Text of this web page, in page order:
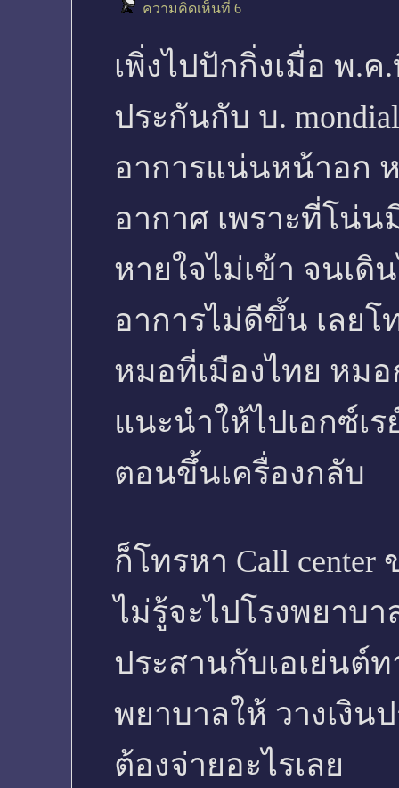
ความคิดเห็นที่ 6
เพิ่งไปปักกิ่งเมื่อ พ.
ประกันกับ บ.
อาการแน่นหน้าอก
อากาศ เพราะที่โน่
หายใจไม่เข้า จนเ
อาการไม่ดีขึ้น เลย
หมอที่เมืองไทย หมอ
แนะนำให้ไปเอกซ์เ
ตอนขึ้นเครื่องกลับ
ก็โทรหา Call
ไม่รู้จะไปโรงพยาบ
ประสานกับเอเย่นต์
พยาบาลให้ วางเงิน
ต้องจ่ายอะไรเลย